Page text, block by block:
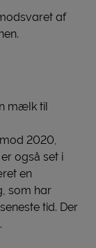
af
mælk til
2020,
også set i
en
som har
tid. Der